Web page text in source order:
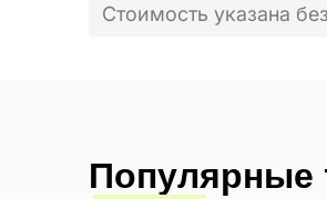
Стоимость указана
Популярные